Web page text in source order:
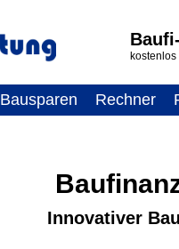
Bausparen Rechner
Innovativer